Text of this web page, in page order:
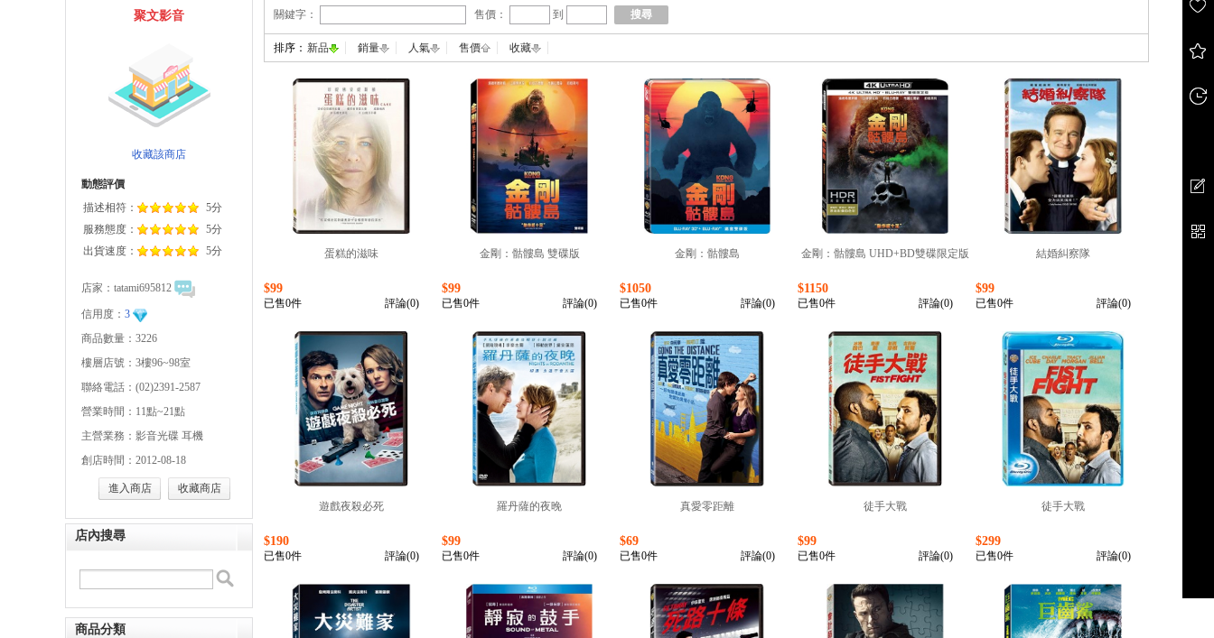
聚文影音
收藏該商店
動態評價
描述相符：
5分
服務態度：
5分
出貨速度：
5分
店家： tatami695812
信用度： 3
商品數量：3226
樓層店號：3樓96~98室
聯絡電話：(02)2391-2587
營業時間：11點~21點
主營業務：影音光碟 耳機
創店時間：2012-08-18
進入商店 收藏商店
店內搜尋
商品分類
關鍵字： 售價： 到 搜尋
排序： 新品 銷量 人氣 售價 收藏
蛋糕的滋味
$99
已售0件 評論(0)
金剛：骷髏島 雙碟版
$99
已售0件 評論(0)
金剛：骷髏島
$1050
已售0件 評論(0)
金剛：骷髏島 UHD+BD雙碟限定版
$1150
已售0件 評論(0)
結婚糾察隊
$99
已售0件 評論(0)
遊戲夜殺必死
$190
已售0件 評論(0)
羅丹薩的夜晚
$99
已售0件 評論(0)
真愛零距離
$69
已售0件 評論(0)
徒手大戰
$99
已售0件 評論(0)
徒手大戰
$299
已售0件 評論(0)